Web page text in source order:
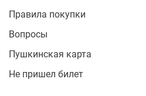
Правила покупки
Вопросы
Пушкинская карта
Не пришел билет